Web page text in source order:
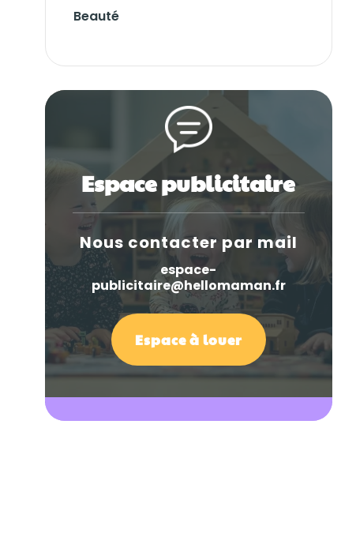
Beauté
Espace publicitaire
Nous contacter par mail
espace-
publicitaire@hellomaman.fr
Espace à louer